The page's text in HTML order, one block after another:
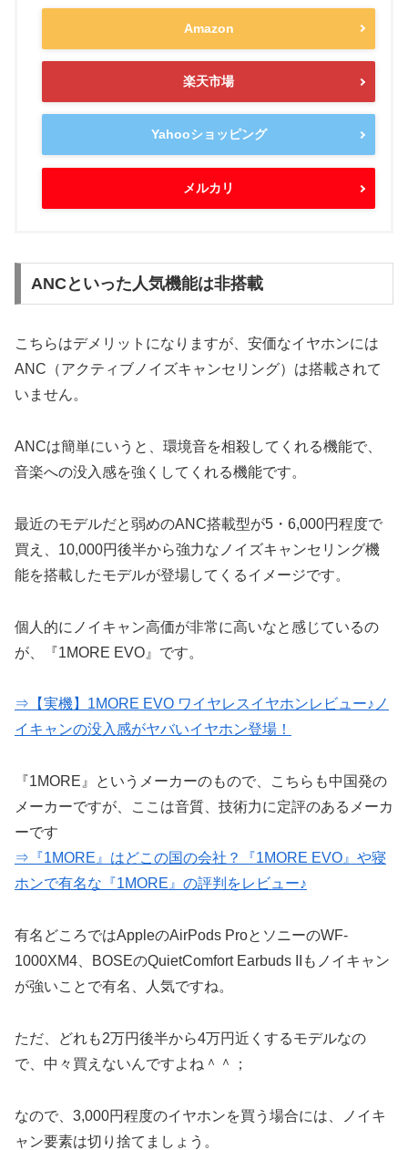
Amazon
楽天市場
Yahooショッピング
メルカリ
ANCといった人気機能は非搭載
こちらはデメリットになりますが、安価なイヤホンには
ANC（アクティブノイズキャンセリング）は搭載されて
いません。
ANCは簡単にいうと、環境音を相殺してくれる機能で、
音楽への没入感を強くしてくれる機能です。
最近のモデルだと弱めのANC搭載型が5・6,000円程度で
買え、10,000円後半から強力なノイズキャンセリング機
能を搭載したモデルが登場してくるイメージです。
個人的にノイキャン高価が非常に高いなと感じているの
が、『1MORE EVO』です。
⇒【実機】1MORE EVO ワイヤレスイヤホンレビュー♪ノ
イキャンの没入感がヤバいイヤホン登場！
『1MORE』というメーカーのもので、こちらも中国発の
メーカーですが、ここは音質、技術力に定評のあるメーカ
ーです
⇒『1MORE』はどこの国の会社？『1MORE EVO』や寝
ホンで有名な『1MORE』の評判をレビュー♪
有名どころではAppleのAirPods ProとソニーのWF-
1000XM4、BOSEのQuietComfort Earbuds IIもノイキャン
が強いことで有名、人気ですね。
ただ、どれも2万円後半から4万円近くするモデルなの
で、中々買えないんですよね＾＾；
なので、3,000円程度のイヤホンを買う場合には、ノイキ
ャン要素は切り捨てましょう。